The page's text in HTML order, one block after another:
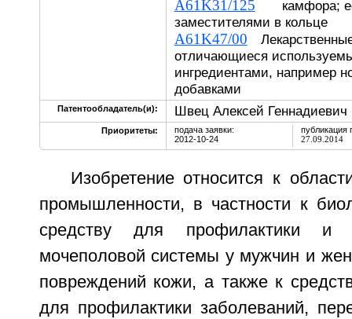
A61K31/125 камфора; ее
заместителями в кольце
A61K47/00
отличающиеся
ингредиентами, например
добавками
Патентообладатель(и): Швец Алексей Геннадиевич
Приоритеты:
подача заявки:
2012-10-24
публикация
27.09.2014
Изобретение относится к
промышленности, в частности к
средству для профилактики и
мочеполовой системы у мужчин и
повреждений кожи, а также к
для профилактики заболеваний,